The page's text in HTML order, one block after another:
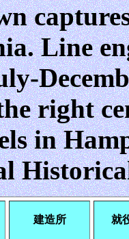
Line
right
in
建造所 就